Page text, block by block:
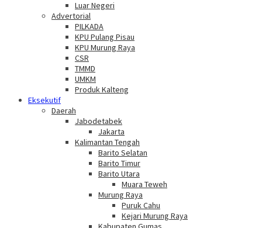
Luar Negeri
Advertorial
PILKADA
KPU Pulang Pisau
KPU Murung Raya
CSR
TMMD
UMKM
Produk Kalteng
Eksekutif
Daerah
Jabodetabek
Jakarta
Kalimantan Tengah
Barito Selatan
Barito Timur
Barito Utara
Muara Teweh
Murung Raya
Puruk Cahu
Kejari Murung Raya